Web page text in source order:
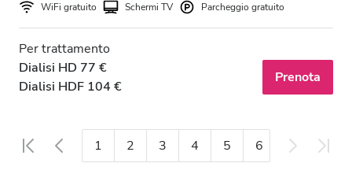
WiFi gratuito Schermi TV Parcheggio gratuito
Per trattamento
Dialisi HD 77 €
Dialisi HDF 104 €
Prenota
1 2 3 4 5 6 7 8